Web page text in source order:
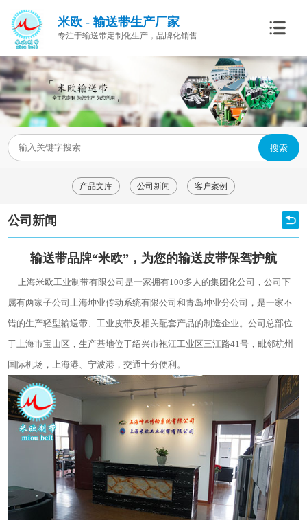
米欧 - 输送带生产厂家
专注于输送带定制化生产，品牌化销售
搜索
产品文库 公司新闻 客户案例
公司新闻
输送带品牌“米欧”，为您的输送皮带保驾护航
上海米欧工业制带有限公司是一家拥有100多人的集团化公司，公司下
属有两家子公司上海坤业传动系统有限公司和青岛坤业分公司，是一家不
错的生产轻型输送带、工业皮带及相关配套产品的制造企业。公司总部位
于上海市宝山区，生产基地位于绍兴市袍江工业区三江路41号，毗邻杭州
国际机场，上海港、宁波港，交通十分便利。